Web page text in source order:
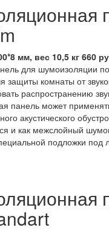
мм, вес 10,5 кг 660
для шумоизоляции
защиты комнаты от
распространению
панель может
акустического
и как межслойный
подложки под